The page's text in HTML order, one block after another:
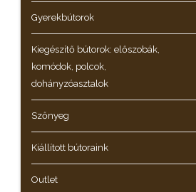
Gyerekbútorok
Kiegészítő bútorok: előszobák,
komódok, polcok,
dohányzóasztalok
Szőnyeg
Kiállított bútoraink
Outlet